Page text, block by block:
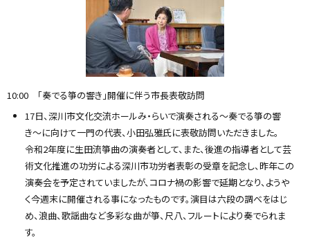
10:00 「奏でる箏の響き」開催に伴う市長表敬訪問
17日、深川市文化交流ホールみ・らいで演奏される〜奏でる箏の響
き〜に向けて一門の代表、小田弘雅氏に表敬訪問いただきました。
令和2年度に生田流箏曲の演奏者として、また、後進の指導者として芸
術文化推進の功労による深川市功労者表彰の受章を記念し、昨年この
演奏会を予定されていましたが、コロナ禍の影響で延期となり、ようや
く今週末に開催される事になったものです。演目は六段の調べをはじ
め、浪曲、歌謡曲など多彩な曲が箏、尺八、フルートにより奏でられま
す。